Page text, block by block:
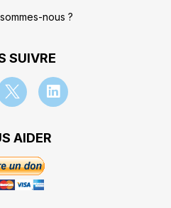
nous ?
SUIVRE
AIDER